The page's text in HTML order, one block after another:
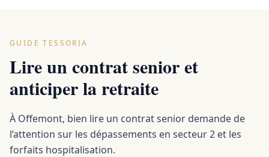
GUIDE TESSORIA
Lire un contrat senior et
anticiper la retraite
À Offemont, bien lire un contrat senior demande de
l’attention sur les dépassements en secteur 2 et les
forfaits hospitalisation.